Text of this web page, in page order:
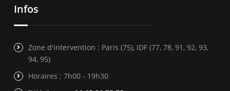
Infos
Zone d'intervention : Paris (75), IDF (77, 78, 91, 92, 93,
94, 95)
Horaires : 7h00 - 19h30